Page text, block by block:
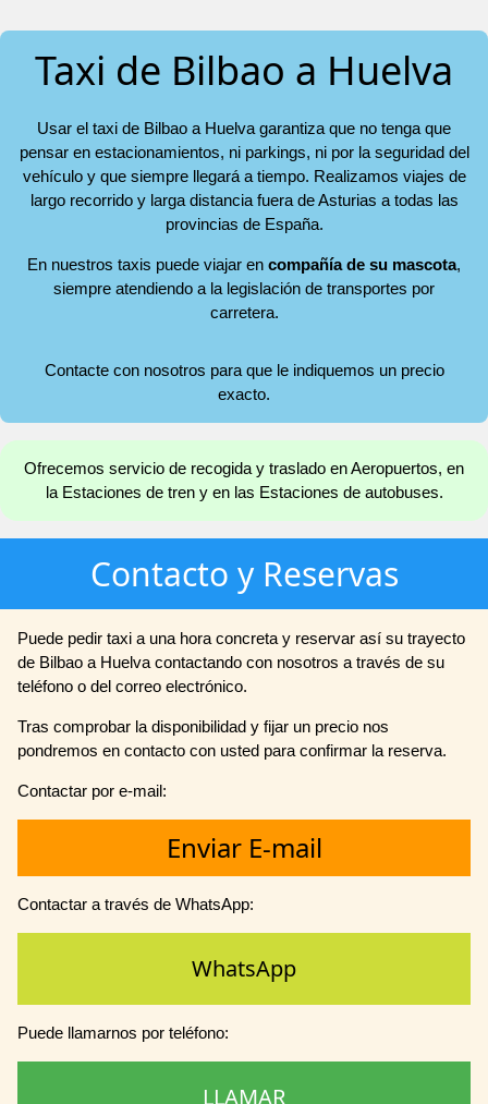
Taxi de Bilbao a Huelva
Usar el taxi de Bilbao a Huelva garantiza que no tenga que
pensar en estacionamientos, ni parkings, ni por la seguridad del
vehículo y que siempre llegará a tiempo. Realizamos viajes de
largo recorrido y larga distancia fuera de Asturias a todas las
provincias de España.
En nuestros taxis puede viajar en compañía de su mascota,
siempre atendiendo a la legislación de transportes por
carretera.
Contacte con nosotros para que le indiquemos un precio
exacto.
Ofrecemos servicio de recogida y traslado en Aeropuertos, en
la Estaciones de tren y en las Estaciones de autobuses.
Contacto y Reservas
Puede pedir taxi a una hora concreta y reservar así su trayecto
de Bilbao a Huelva contactando con nosotros a través de su
teléfono o del correo electrónico.
Tras comprobar la disponibilidad y fijar un precio nos
pondremos en contacto con usted para confirmar la reserva.
Contactar por e-mail:
Enviar E-mail
Contactar a través de WhatsApp:
WhatsApp
Puede llamarnos por teléfono:
LLAMAR